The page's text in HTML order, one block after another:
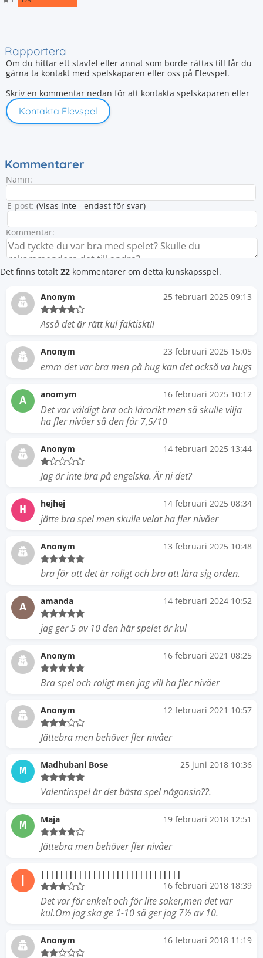
Rapportera
Om du hittar ett stavfel eller annat som borde rättas till får du
gärna ta kontakt med spelskaparen eller oss på Elevspel.
Skriv en kommentar nedan för att kontakta spelskaparen eller
Kontakta Elevspel
Kommentarer
Namn:
E-post: (Visas inte - endast för svar)
Kommentar:
Det finns totalt 22 kommentarer om detta kunskapsspel.
Anonym 25 februari 2025 09:13
Asså det är rätt kul faktiskt!!
Anonym 23 februari 2025 15:05
emm det var bra men på hug kan det också va hugs
A anomym 16 februari 2025 10:12
Det var väldigt bra och lärorikt men så skulle vilja
ha fler nivåer så den får 7,5/10
Anonym 14 februari 2025 13:44
Jag är inte bra på engelska. Är ni det?
H hejhej 14 februari 2025 08:34
jätte bra spel men skulle velat ha fler nivåer
Anonym 13 februari 2025 10:48
bra för att det är roligt och bra att lära sig orden.
A amanda 14 februari 2024 10:52
jag ger 5 av 10 den här spelet är kul
Anonym 16 februari 2021 08:25
Bra spel och roligt men jag vill ha fler nivåer
Anonym 12 februari 2021 10:57
Jättebra men behöver fler nivåer
M Madhubani Bose 25 juni 2018 10:36
Valentinspel är det bästa spel någonsin??.
M Maja 19 februari 2018 12:51
Jättebra men behöver fler nivåer
||||||||||||||||||||||||||||||
16 februari 2018 18:39
Det var för enkelt och för lite saker,men det var
kul.Om jag ska ge 1-10 så ger jag 7½ av 10.
Anonym 16 februari 2018 11:19